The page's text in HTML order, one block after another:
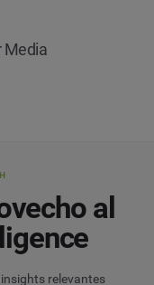
Media
al
relevantes